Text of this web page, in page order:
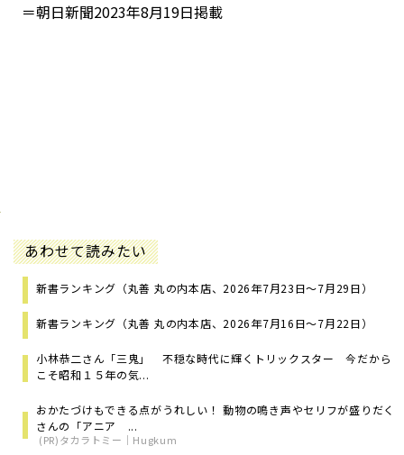
＝朝日新聞2023年8月19日掲載
あわせて読みたい
新書ランキング（丸善 丸の内本店、2026年7月23日～7月29日）
新書ランキング（丸善 丸の内本店、2026年7月16日～7月22日）
小林恭二さん「三鬼」 不穏な時代に輝くトリックスター 今だから
こそ昭和１５年の気...
おかたづけもできる点がうれしい！ 動物の鳴き声やセリフが盛りだく
さんの「アニア ...
(PR)タカラトミー｜Hugkum